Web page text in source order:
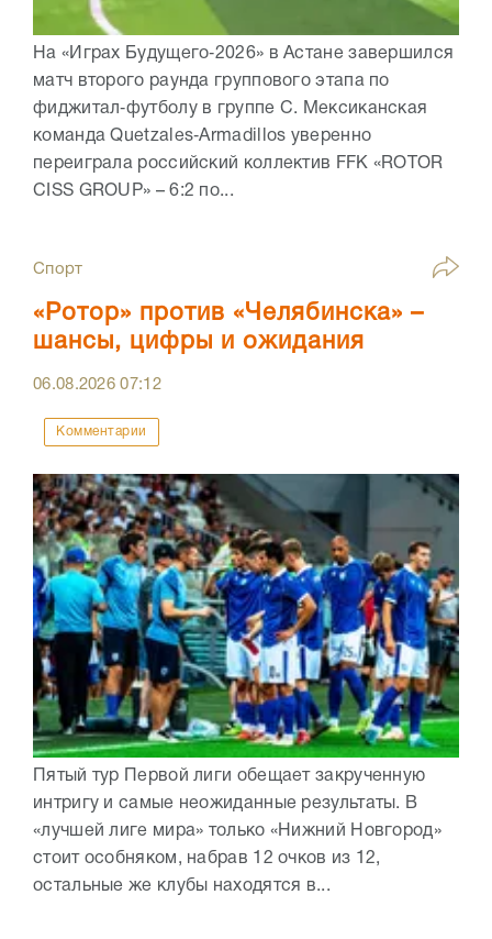
На «Играх Будущего‑2026» в Астане завершился
матч второго раунда группового этапа по
фиджитал‑футболу в группе C. Мексиканская
команда Quetzales‑Armadillos уверенно
переиграла российский коллектив FFK «ROTOR
CISS GROUP» – 6:2 по...
Спорт
«Ротор» против «Челябинска» –
шансы, цифры и ожидания
06.08.202607:12
Комментарии
Пятый тур Первой лиги обещает закрученную
интригу и самые неожиданные результаты. В
«лучшей лиге мира» только «Нижний Новгород»
стоит особняком, набрав 12 очков из 12,
остальные же клубы находятся в...